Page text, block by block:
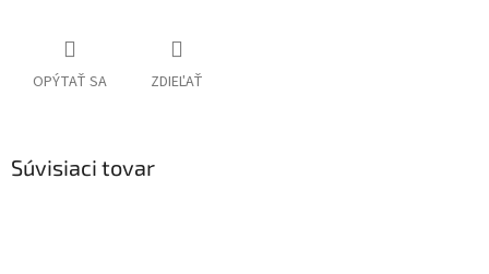
OPÝTAŤ SA ZDIEĽAŤ
Súvisiaci tovar